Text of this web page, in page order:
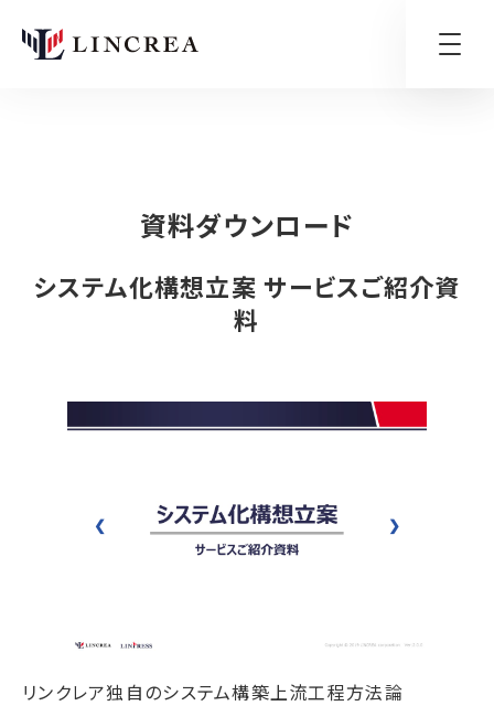
HOME
資料ダウンロード
システム化構想立案 サービスご紹介資
料
❮ ❯
リンクレア独自のシステム構築上流工程方法論